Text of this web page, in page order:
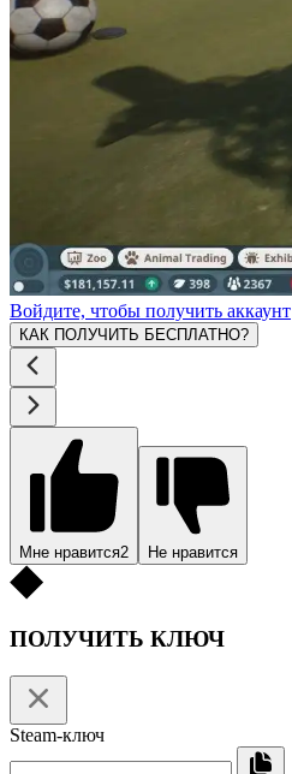
Войдите, чтобы получить аккаунт
КАК ПОЛУЧИТЬ БЕСПЛАТНО?
Мне нравится2 Не нравится
ПОЛУЧИТЬ КЛЮЧ
Steam-ключ